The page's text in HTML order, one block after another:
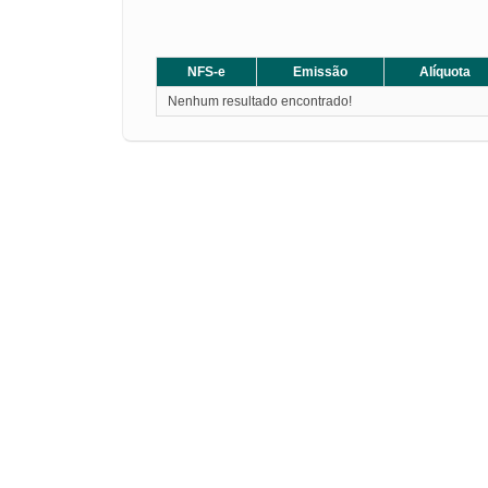
NFS-e Emissão Alíquota
Nenhum resultado encontrado!